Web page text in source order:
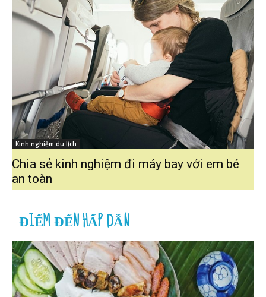
Kinh nghiệm du lịch
Chia sẻ kinh nghiệm đi máy bay với em bé
an toàn
ĐIỂM ĐẾN HẤP DẪN